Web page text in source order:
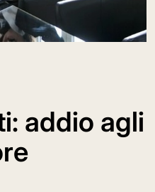
addio agli